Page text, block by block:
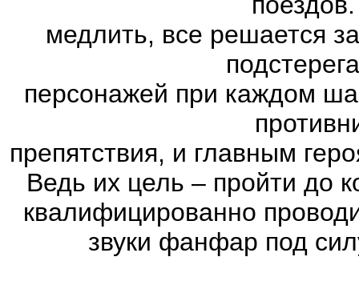
медлить, все решается
персонажей при каждом
препятствия, и главным
Ведь их цель – пройти до
квалифицированно
звуки фанфар под